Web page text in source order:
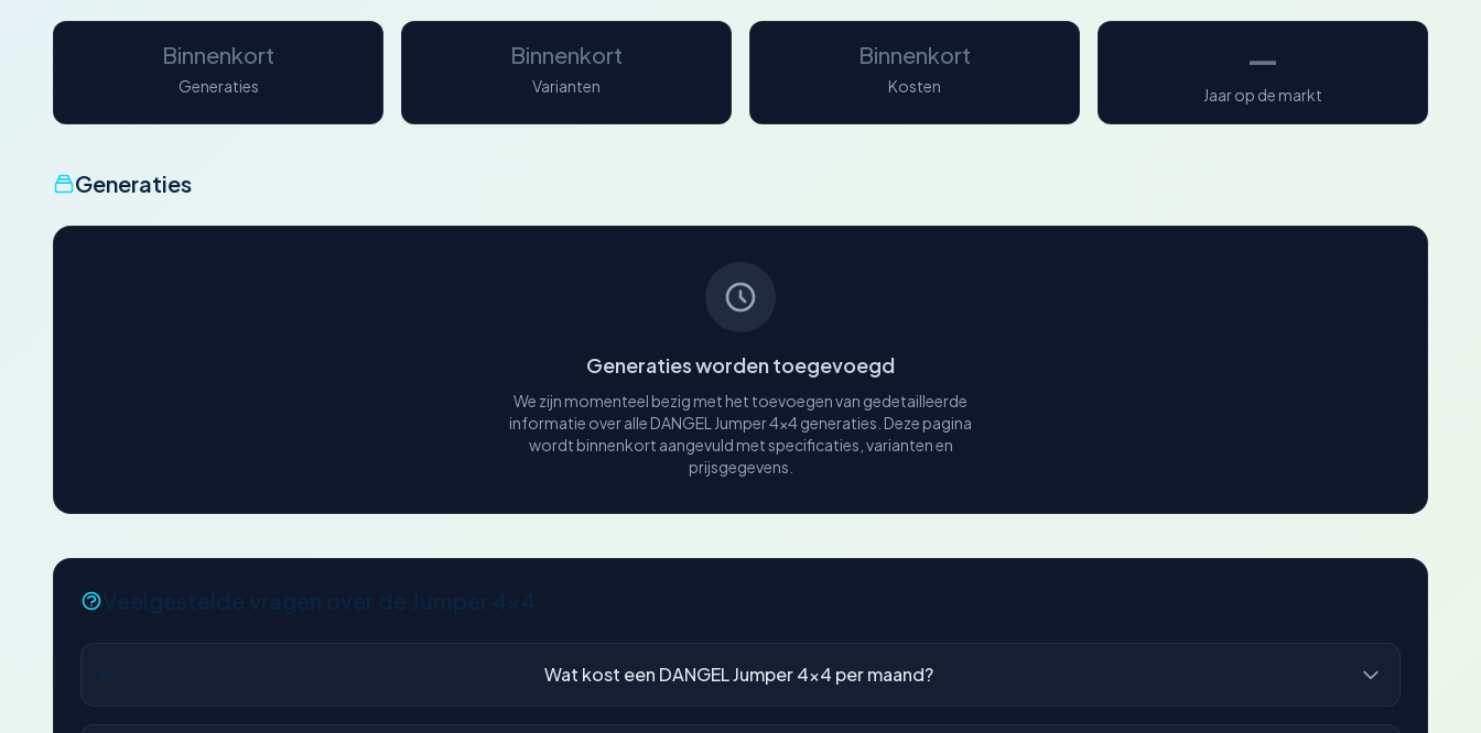
Binnenkort
Generaties
Binnenkort
Varianten
Binnenkort
Kosten
—
Jaar op de markt
Generaties
Generaties worden toegevoegd
We zijn momenteel bezig met het toevoegen van gedetailleerde
informatie over alle DANGEL Jumper 4x4 generaties. Deze pagina
wordt binnenkort aangevuld met specificaties, varianten en
prijsgegevens.
Wat kost een DANGEL Jumper 4x4 per maand?